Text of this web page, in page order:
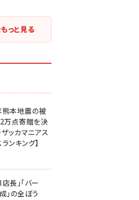
っと見る
熊本地震の被
万点寄贈を決
ッカマニアス
ンキング】
長」「バー
」の全ぼう